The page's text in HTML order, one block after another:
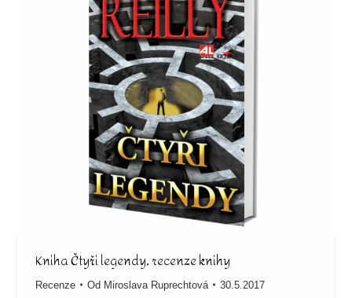
Kniha Čtyři legendy, recenze knihy
Recenze Od Miroslava Ruprechtová 30.5.2017